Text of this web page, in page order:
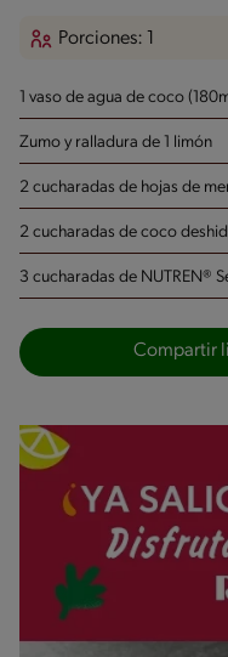
Porciones: 1
1 vaso de agua de coco
Zumo y ralladura de 1 limón
2 cucharadas de hojas de
2 cucharadas de coco
3 cucharadas de NUTREN®
Compartir